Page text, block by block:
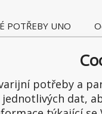
POTŘEBY UNO
28
potřeby a
jednotlivých dat,